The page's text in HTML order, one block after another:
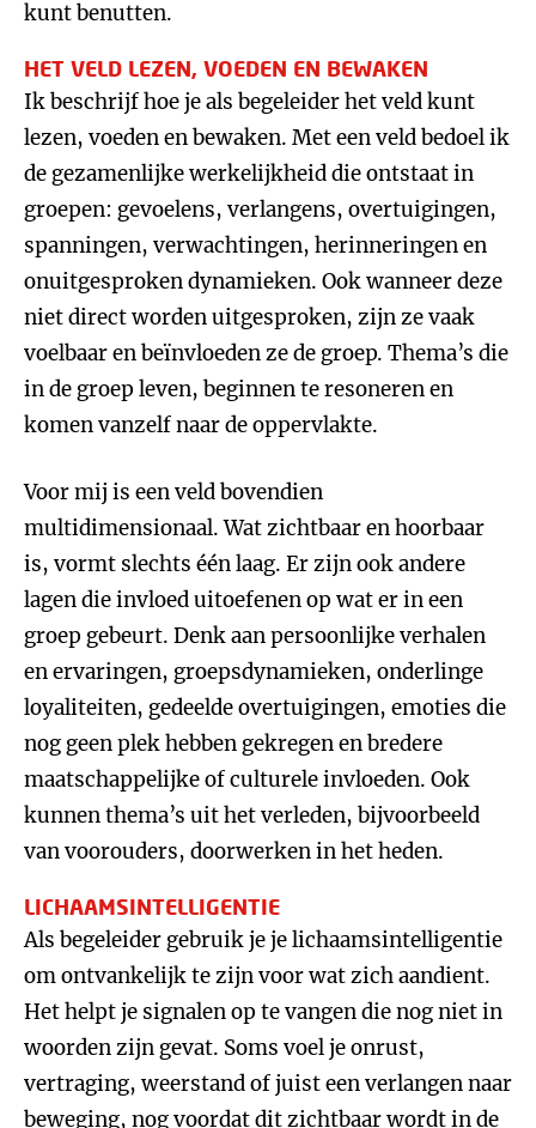
kunt benutten.
HET VELD LEZEN, VOEDEN EN BEWAKEN
Ik beschrijf hoe je als begeleider het veld kunt
lezen, voeden en bewaken. Met een veld bedoel ik
de gezamenlijke werkelijkheid die ontstaat in
groepen: gevoelens, verlangens, overtuigingen,
spanningen, verwachtingen, herinneringen en
onuitgesproken dynamieken. Ook wanneer deze
niet direct worden uitgesproken, zijn ze vaak
voelbaar en beïnvloeden ze de groep. Thema’s die
in de groep leven, beginnen te resoneren en
komen vanzelf naar de oppervlakte.
Voor mij is een veld bovendien
multidimensionaal. Wat zichtbaar en hoorbaar
is, vormt slechts één laag. Er zijn ook andere
lagen die invloed uitoefenen op wat er in een
groep gebeurt. Denk aan persoonlijke verhalen
en ervaringen, groepsdynamieken, onderlinge
loyaliteiten, gedeelde overtuigingen, emoties die
nog geen plek hebben gekregen en bredere
maatschappelijke of culturele invloeden. Ook
kunnen thema’s uit het verleden, bijvoorbeeld
van voorouders, doorwerken in het heden.
LICHAAMSINTELLIGENTIE
Als begeleider gebruik je je lichaamsintelligentie
om ontvankelijk te zijn voor wat zich aandient.
Het helpt je signalen op te vangen die nog niet in
woorden zijn gevat. Soms voel je onrust,
vertraging, weerstand of juist een verlangen naar
beweging, nog voordat dit zichtbaar wordt in de